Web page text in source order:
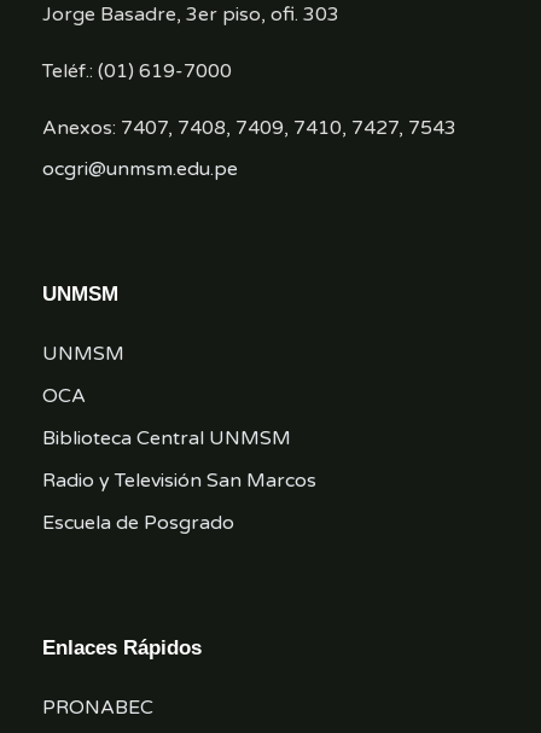
Jorge Basadre, 3er piso, ofi. 303
Teléf.: (01) 619-7000
Anexos: 7407, 7408, 7409, 7410, 7427, 7543
ocgri@unmsm.edu.pe
UNMSM
UNMSM
OCA
Biblioteca Central UNMSM
Radio y Televisión San Marcos
Escuela de Posgrado
Enlaces Rápidos
PRONABEC